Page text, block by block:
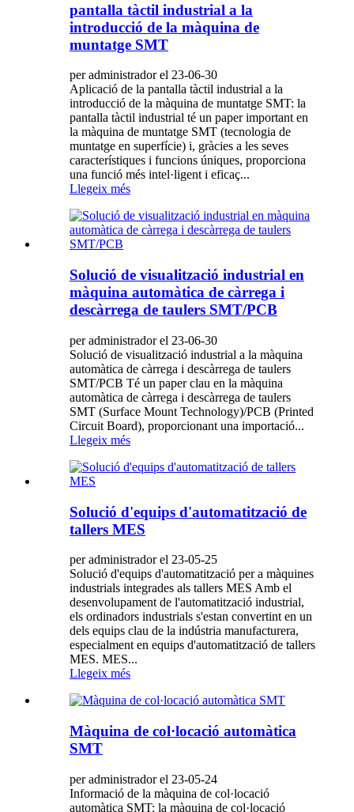
pantalla tàctil industrial a la
introducció de la màquina de
muntatge SMT
per administrador el 23-06-30
Aplicació de la pantalla tàctil industrial a la
introducció de la màquina de muntatge SMT: la
pantalla tàctil industrial té un paper important en
la màquina de muntatge SMT (tecnologia de
muntatge en superfície) i, gràcies a les seves
característiques i funcions úniques, proporciona
una funció més intel·ligent i eficaç...
Llegeix més
Solució de visualització industrial en
màquina automàtica de càrrega i
descàrrega de taulers SMT/PCB
per administrador el 23-06-30
Solució de visualització industrial a la màquina
automàtica de càrrega i descàrrega de taulers
SMT/PCB Té un paper clau en la màquina
automàtica de càrrega i descàrrega de taulers
SMT (Surface Mount Technology)/PCB (Printed
Circuit Board), proporcionant una importació...
Llegeix més
Solució d'equips d'automatització de
tallers MES
per administrador el 23-05-25
Solució d'equips d'automatització per a màquines
industrials integrades als tallers MES Amb el
desenvolupament de l'automatització industrial,
els ordinadors industrials s'estan convertint en un
dels equips clau de la indústria manufacturera,
especialment en equips d'automatització de tallers
MES. MES...
Llegeix més
Màquina de col·locació automàtica
SMT
per administrador el 23-05-24
Informació de la màquina de col·locació
automàtica SMT: la màquina de col·locació